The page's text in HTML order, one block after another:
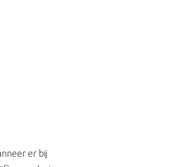
er bij